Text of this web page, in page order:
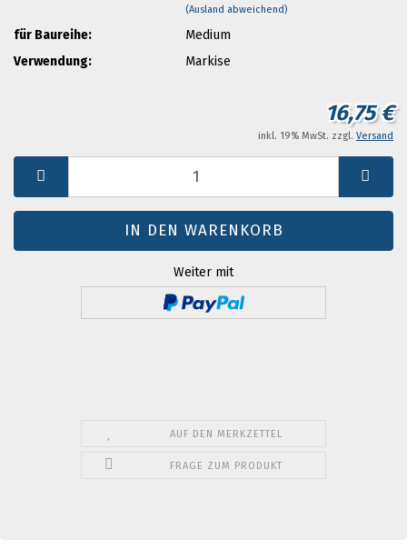
(Ausland abweichend)
für Baureihe:
Medium
Verwendung:
Markise
16,75 €
inkl. 19% MwSt. zzgl. Versand
Weiter mit
AUF DEN MERKZETTEL
FRAGE ZUM PRODUKT